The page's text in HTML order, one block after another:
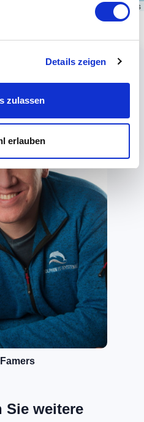
Details zeigen
zulassen
erlauben
OpenStreetMapcontributors
Sie weitere